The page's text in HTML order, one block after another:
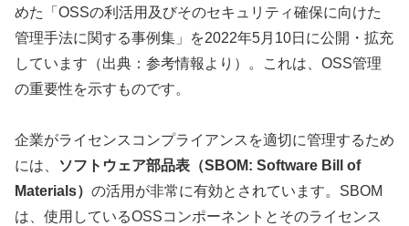
めた「OSSの利活用及びそのセキュリティ確保に向けた
管理手法に関する事例集」を2022年5月10日に公開・拡充
しています（出典：参考情報より）。これは、OSS管理
の重要性を示すものです。
企業がライセンスコンプライアンスを適切に管理するため
には、
ソフトウェア部品表（SBOM: Software Bill of
Materials） の活用が非常に有効とされています。SBOM
は、使用しているOSSコンポーネントとそのライセンス